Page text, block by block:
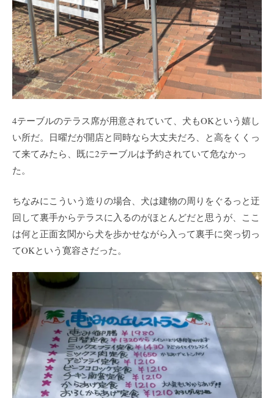
4テーブルのテラス席が用意されていて、犬もOKという嬉し
い所だ。日曜だが開店と同時なら大丈夫だろ、と高をくくっ
て来てみたら、既に2テーブルは予約されていて危なかっ
た。
ちなみにこういう造りの場合、犬は建物の周りをぐるっと迂
回して裏手からテラスに入るのがほとんどだと思うが、ここ
は何と正面玄関から犬を歩かせながら入って裏手に突っ切っ
てOKという寛容さだった。